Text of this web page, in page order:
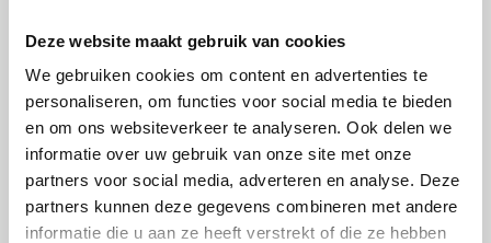
Deze website maakt gebruik van cookies
We gebruiken cookies om content en advertenties te
personaliseren, om functies voor social media te bieden
en om ons websiteverkeer te analyseren. Ook delen we
informatie over uw gebruik van onze site met onze
partners voor social media, adverteren en analyse. Deze
partners kunnen deze gegevens combineren met andere
informatie die u aan ze heeft verstrekt of die ze hebben